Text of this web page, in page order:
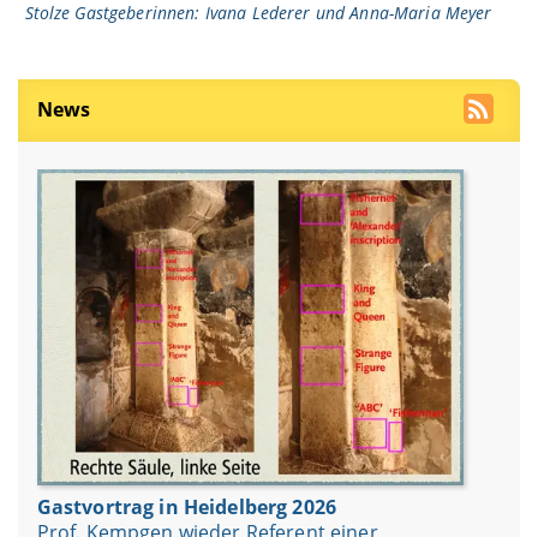
Stolze Gastgeberinnen: Ivana Lederer und Anna-Maria Meyer
News
Gastvortrag in Heidelberg 2026